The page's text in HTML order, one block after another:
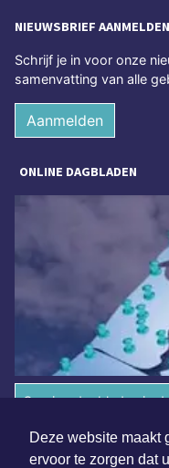
Deze website maakt
ervoor te zorgen dat
NIEUWSBRIEF AANMELDEN
Schrijf je in voor onze
samenvatting van alle
Aanmelden
ONLINE DAGBLADEN
Overige dagbladen in
Algemene voorwaarden